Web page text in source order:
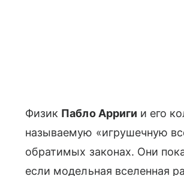
Физик Пабло Арриги и его
называемую «игрушечную
обратимых законах. Они
если модельная вселенная